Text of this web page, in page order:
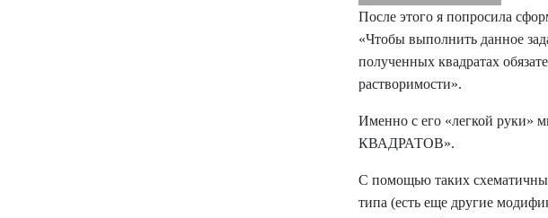
После этого я попросила
«Чтобы выполнить данное
полученных квадратах
растворимости».
Именно с его «легкой
КВАДРАТОВ».
С помощью таких
типа (есть еще другие